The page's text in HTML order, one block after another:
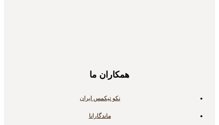
همکاران ما
نکو تیکمس ایران
ماندگارانا